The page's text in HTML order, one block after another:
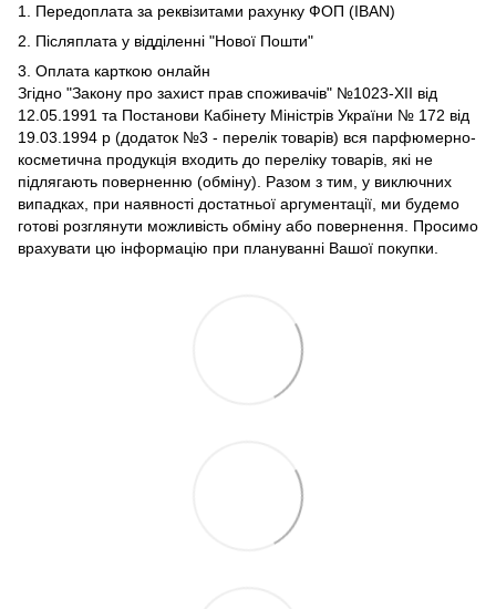
1. Передоплата за реквізитами рахунку ФОП (IBAN)
2. Післяплата у відділенні "Нової Пошти"
3. Оплата карткою онлайн
Згідно "Закону про захист прав споживачів" №1023-XII від
12.05.1991 та Постанови Кабінету Міністрів України № 172 від
19.03.1994 р (додаток №3 - перелік товарів) вся парфюмерно-
косметична продукція входить до переліку товарів, які не
підлягають поверненню (обміну). Разом з тим, у виключних
випадках, при наявності достатньої аргументації, ми будемо
готові розглянути можливість обміну або повернення. Просимо
врахувати цю інформацію при плануванні Вашої покупки.